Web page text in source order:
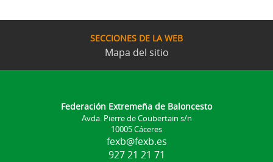
SECCIONES DE LA WEB
Mapa del sitio
Federación Extremeña de Baloncesto
Avda. Pierre de Coubertain s/n
10005 Cáceres
fexb@fexb.es
927 21 21 71